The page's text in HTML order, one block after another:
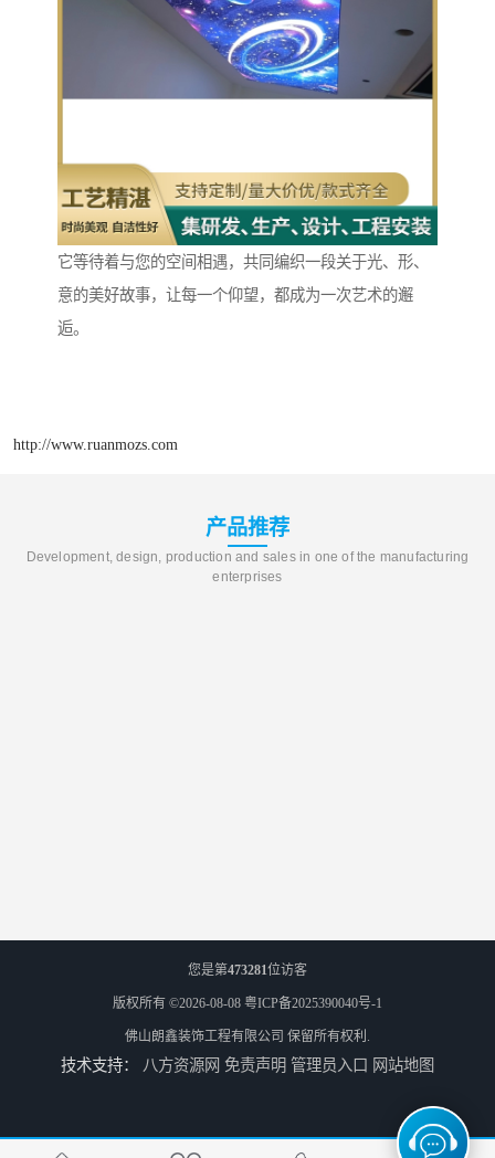
它等待着与您的空间相遇，共同编织一段关于光、形、
意的美好故事，让每一个仰望，都成为一次艺术的邂
逅。
http://www.ruanmozs.com
产品推荐
Development, design, production and sales in one of the manufacturing
enterprises
您是第473281位访客
版权所有 ©2026-08-08 粤ICP备2025390040号-1
佛山朗鑫装饰工程有限公司 保留所有权利.
技术支持： 八方资源网 免责声明 管理员入口 网站地图